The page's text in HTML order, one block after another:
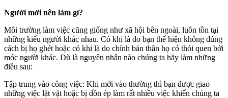
Người mới nên làm gì?
Môi trường làm việc cũng giống như xã hội bên ngoài, luôn tồn tại
những kiểu người khác nhau. Có khi là do bạn thể hiện không đúng
cách bị họ ghét hoặc có khi là do chính bản thân họ có thói quen bới
móc người khác. Dù là nguyên nhân nào chúng ta hãy làm những
điều sau:
Tập trung vào công việc: Khi mới vào thường thì bạn được giao
những việc lặt vặt hoặc bị dồn ép làm rất nhiều việc khiến chúng ta